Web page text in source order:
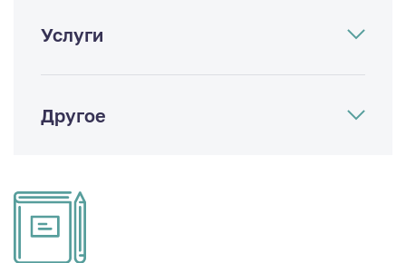
Услуги
Другое